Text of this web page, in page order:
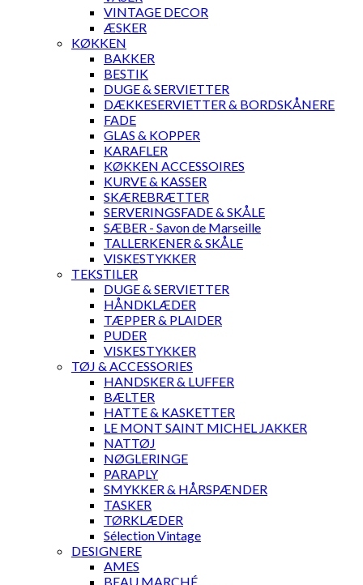
VINTAGE DECOR
ÆSKER
KØKKEN
BAKKER
BESTIK
DUGE & SERVIETTER
DÆKKESERVIETTER & BORDSKÅNERE
FADE
GLAS & KOPPER
KARAFLER
KØKKEN ACCESSOIRES
KURVE & KASSER
SKÆREBRÆTTER
SERVERINGSFADE & SKÅLE
SÆBER - Savon de Marseille
TALLERKENER & SKÅLE
VISKESTYKKER
TEKSTILER
DUGE & SERVIETTER
HÅNDKLÆDER
TÆPPER & PLAIDER
PUDER
VISKESTYKKER
TØJ & ACCESSORIES
HANDSKER & LUFFER
BÆLTER
HATTE & KASKETTER
LE MONT SAINT MICHEL JAKKER
NATTØJ
NØGLERINGE
PARAPLY
SMYKKER & HÅRSPÆNDER
TASKER
TØRKLÆDER
Sélection Vintage
DESIGNERE
AMES
BEAU MARCHÉ